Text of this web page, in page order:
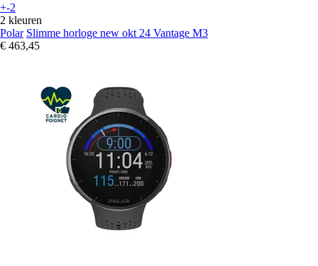
+-2
2 kleuren
Polar Slimme horloge new okt 24 Vantage M3
€ 463,45